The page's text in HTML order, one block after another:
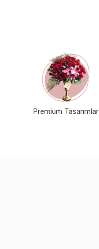
Premium Tasarımlar